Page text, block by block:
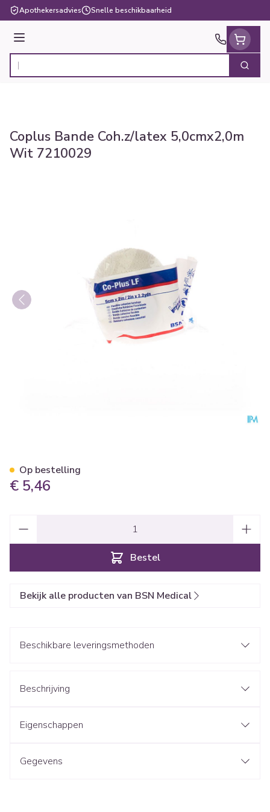
Ga naar de inhoud
Apothekersadvies Snelle beschikbaarheid
Menu
Product, merk, categorie... Zoek
Coplus Bande Coh.z/latex 5,0cmx2,0m
Wit 7210029
€ 5,46
Bestel
Op bestelling
Bekijk alle producten van BSN Medical
Beschikbare leveringsmethoden
Beschrijving
Eigenschappen
Gegevens